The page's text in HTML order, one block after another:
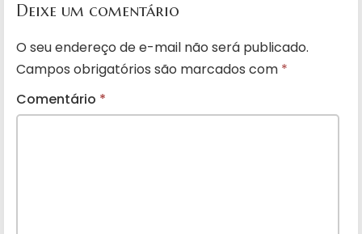
Deixe um comentário
O seu endereço de e-mail não será publicado.
Campos obrigatórios são marcados com *
Comentário *